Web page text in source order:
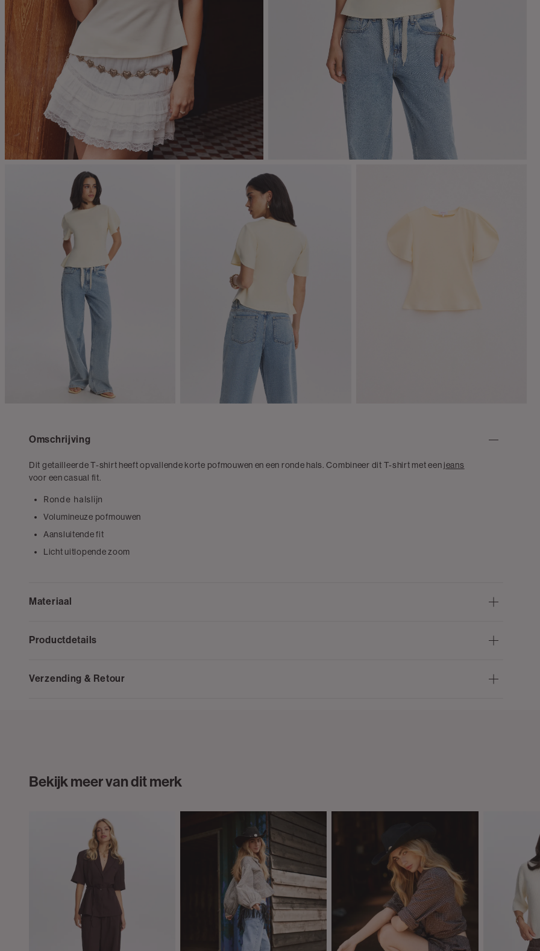
Omschrijving
Dit getailleerde T-shirt heeft opvallende korte pofmouwen en een ronde hals. Combineer dit T-shirt met een jeans
voor een casual fit.
Ronde halslijn
Volumineuze pofmouwen
Aansluitende fit
Licht uitlopende zoom
Materiaal
Productdetails
Verzending & Retour
Bekijk meer van dit merk